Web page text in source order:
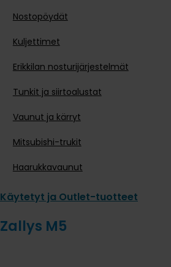
Nostopöydät
Kuljettimet
Erikkilan nosturijärjestelmät
Tunkit ja siirtoalustat
Vaunut ja kärryt
Mitsubishi-trukit
Haarukkavaunut
Käytetyt ja Outlet-tuotteet
Zallys M5